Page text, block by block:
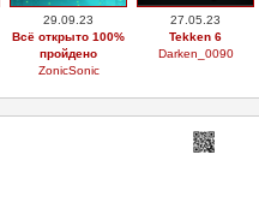
29.09.23
Всё открыто 100%
пройдено
ZonicSonic
27.05.23
Tekken 6
Darken_0090